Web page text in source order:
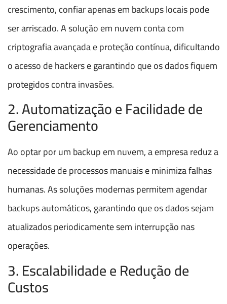
crescimento, confiar apenas em backups locais pode
ser arriscado. A solução em nuvem conta com
criptografia avançada e proteção contínua, dificultando
o acesso de hackers e garantindo que os dados fiquem
protegidos contra invasões.
2. Automatização e Facilidade de
Gerenciamento
Ao optar por um backup em nuvem, a empresa reduz a
necessidade de processos manuais e minimiza falhas
humanas. As soluções modernas permitem agendar
backups automáticos, garantindo que os dados sejam
atualizados periodicamente sem interrupção nas
operações.
3. Escalabilidade e Redução de
Custos